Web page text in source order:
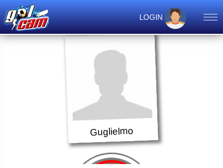
LOGIN
Guglielmo